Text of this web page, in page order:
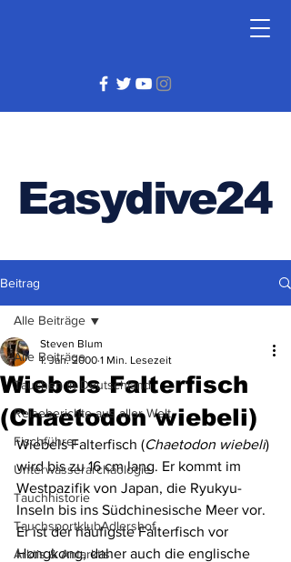
Easydive24
Beitrag
Alle Beiträge
Tauchen in Deutschland
Reiseberichte aus aller Welt
Fischführer
Unterwasserarchäologie
Tauchhistorie
TauchsportklubAdlershof
Arktis & Antarktis
Alle Beiträge
Wiebels Falterfisch
(Chaetodon wiebeli)
Steven Blum
1. Jan. 2000 1 Min. Lesezeit
Wiebels Falterfisch (Chaetodon wiebeli)
wird bis zu 16 cm lang. Er kommt im
Westpazifik von Japan, die Ryukyu-
Inseln bis ins Südchinesische Meer vor.
Er ist der häufigste Falterfisch vor
Hongkong, daher auch die englische